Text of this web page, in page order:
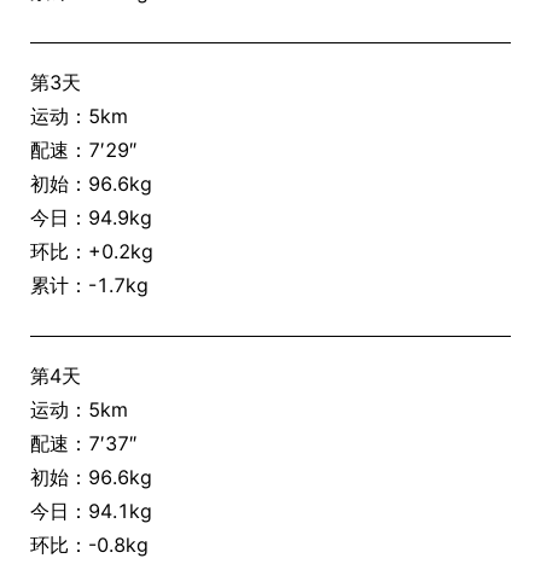
第3天
运动：5km
配速：7′29″
初始：96.6kg
今日：94.9kg
环比：+0.2kg
累计：-1.7kg
第4天
运动：5km
配速：7′37″
初始：96.6kg
今日：94.1kg
环比：-0.8kg